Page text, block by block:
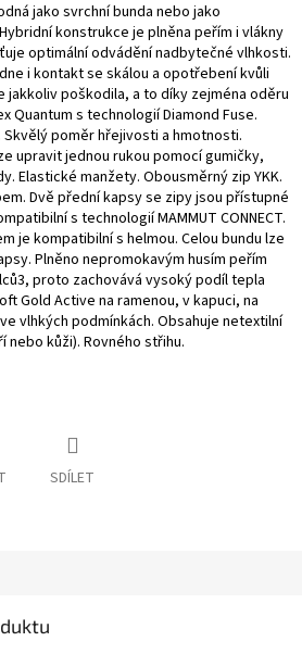
jako svrchní bunda nebo jako
konstrukce je plněna peřím i vlákny
optimální odvádění nadbytečné vlhkosti.
i kontakt se skálou a opotřebení kvůli
jakkoliv poškodila, a to díky zejména oděru
Quantum s technologií Diamond Fuse.
poměr hřejivosti a hmotnosti.
upravit jednou rukou pomocí gumičky,
Elastické manžety. Obousměrný zip YKK.
Dvě přední kapsy se zipy jsou přístupné
s technologií MAMMUT CONNECT.
je kompatibilní s helmou. Celou bundu lze
Plněno nepromokavým husím peřím
proto zachovává vysoký podíl tepla
Gold Active na ramenou, v kapuci, na
vlhkých podmínkách. Obsahuje netextilní
kůži). Rovného střihu.
SDÍLET